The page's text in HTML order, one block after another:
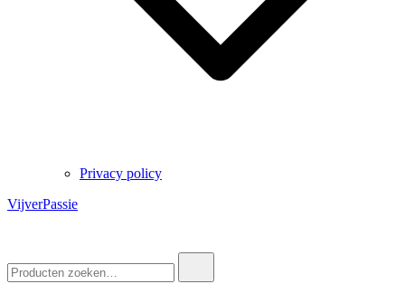
Privacy policy
VijverPassie
naar: